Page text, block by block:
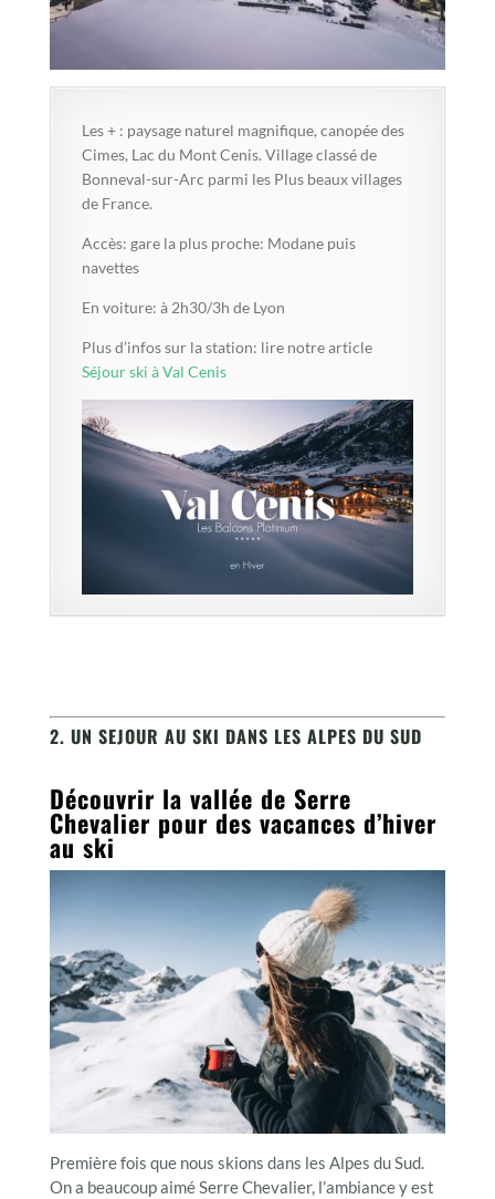
Les + : paysage naturel magnifique, canopée des
Cimes, Lac du Mont Cenis. Village classé de
Bonneval-sur-Arc parmi les Plus beaux villages
de France.
Accès: gare la plus proche: Modane puis
navettes
En voiture: à 2h30/3h de Lyon
Plus d’infos sur la station: lire notre article
Séjour ski à Val Cenis
2. UN SEJOUR AU SKI DANS LES ALPES DU SUD
Découvrir la vallée de Serre
Chevalier pour des vacances d’hiver
au ski
Première fois que nous skions dans les Alpes du Sud.
On a beaucoup aimé Serre Chevalier, l’ambiance y est